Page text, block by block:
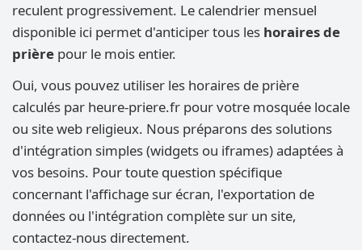
reculent progressivement. Le calendrier mensuel
disponible ici permet d'anticiper tous les horaires de
prière pour le mois entier.
Oui, vous pouvez utiliser les horaires de prière
calculés par heure-priere.fr pour votre mosquée locale
ou site web religieux. Nous préparons des solutions
d'intégration simples (widgets ou iframes) adaptées à
vos besoins. Pour toute question spécifique
concernant l'affichage sur écran, l'exportation de
données ou l'intégration complète sur un site,
contactez-nous directement.